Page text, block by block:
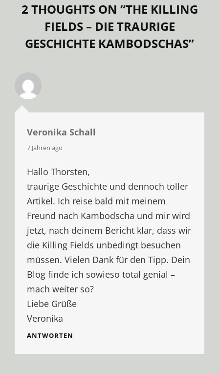
2 THOUGHTS ON “THE KILLING
FIELDS – DIE TRAURIGE
GESCHICHTE KAMBODSCHAS”
Veronika Schall
says:
7 Jahren ago
Hallo Thorsten,
traurige Geschichte und dennoch toller
Artikel. Ich reise bald mit meinem
Freund nach Kambodscha und mir wird
jetzt, nach deinem Bericht klar, dass wir
die Killing Fields unbedingt besuchen
müssen. Vielen Dank für den Tipp. Dein
Blog finde ich sowieso total genial –
mach weiter so?
Liebe Grüße
Veronika
ANTWORTEN